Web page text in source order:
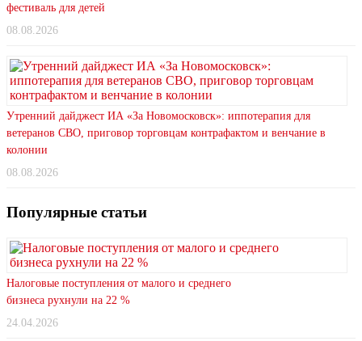
фестиваль для детей
08.08.2026
Утренний дайджест ИА «За Новомосковск»: иппотерапия для
ветеранов СВО, приговор торговцам контрафактом и венчание в
колонии
08.08.2026
Популярные статьи
Налоговые поступления от малого и среднего
бизнеса рухнули на 22 %
24.04.2026